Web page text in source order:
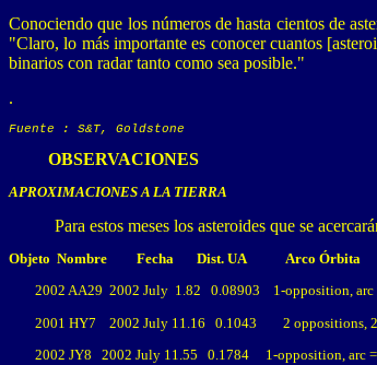
Conociendo que los números de hasta cientos de
"Claro, lo más importante es conocer cuantos
binarios con radar tanto como sea posible."
.
Fuente : S&T, Goldstone
OBSERVACIONES
APROXIMACIONES A LA TIERRA
Para estos meses los asteroides que se
Objeto Nombre Fecha Dist. UA Arco
2002 AA29 2002 July 1.82 0.08903 1-opposition, arc
2001 HY7 2002 July 11.16 0.1043 2 oppositions,
2002 JY8 2002 July 11.55 0.1784 1-opposition, arc